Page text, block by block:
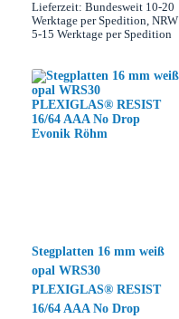
Lieferzeit: Bundesweit 10-20
Werktage per Spedition, NRW
5-15 Werktage per Spedition
Stegplatten 16 mm weiß
opal WRS30
PLEXIGLAS® RESIST
16/64 AAA No Drop